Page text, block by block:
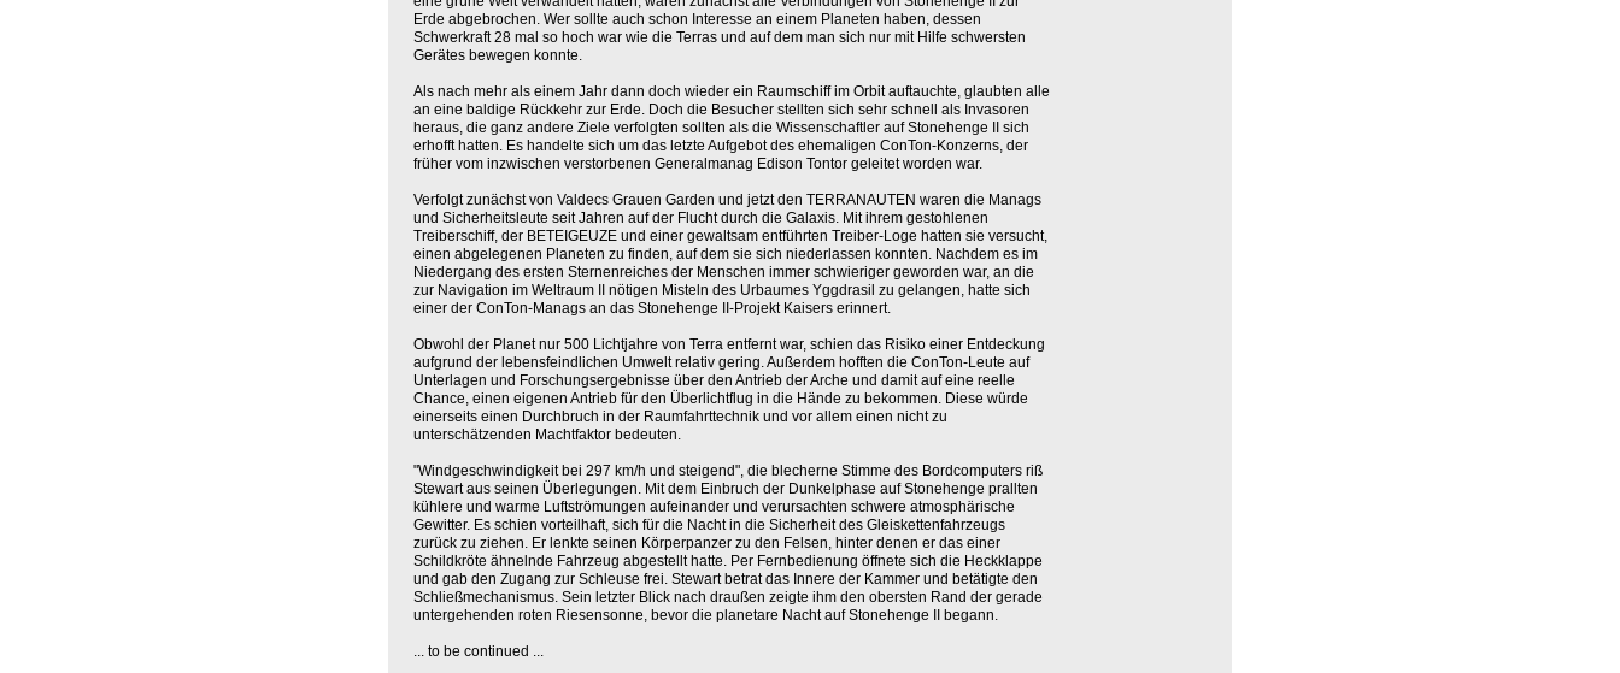
Erde abgebrochen. Wer sollte auch schon Interesse an einem Planeten haben, dessen
Schwerkraft 28 mal so hoch war wie die Terras und auf dem man sich nur mit Hilfe schwersten
Gerätes bewegen konnte.
Als nach mehr als einem Jahr dann doch wieder ein Raumschiff im Orbit auftauchte, glaubten alle
an eine baldige Rückkehr zur Erde. Doch die Besucher stellten sich sehr schnell als Invasoren
heraus, die ganz andere Ziele verfolgten sollten als die Wissenschaftler auf Stonehenge II sich
erhofft hatten. Es handelte sich um das letzte Aufgebot des ehemaligen ConTon-Konzerns, der
früher vom inzwischen verstorbenen Generalmanag Edison Tontor geleitet worden war.
Verfolgt zunächst von Valdecs Grauen Garden und jetzt den TERRANAUTEN waren die Manags
und Sicherheitsleute seit Jahren auf der Flucht durch die Galaxis. Mit ihrem gestohlenen
Treiberschiff, der BETEIGEUZE und einer gewaltsam entführten Treiber-Loge hatten sie versucht,
einen abgelegenen Planeten zu finden, auf dem sie sich niederlassen konnten. Nachdem es im
Niedergang des ersten Sternenreiches der Menschen immer schwieriger geworden war, an die
zur Navigation im Weltraum II nötigen Misteln des Urbaumes Yggdrasil zu gelangen, hatte sich
einer der ConTon-Manags an das Stonehenge II-Projekt Kaisers erinnert.
Obwohl der Planet nur 500 Lichtjahre von Terra entfernt war, schien das Risiko einer Entdeckung
aufgrund der lebensfeindlichen Umwelt relativ gering. Außerdem hofften die ConTon-Leute auf
Unterlagen und Forschungsergebnisse über den Antrieb der Arche und damit auf eine reelle
Chance, einen eigenen Antrieb für den Überlichtflug in die Hände zu bekommen. Diese würde
einerseits einen Durchbruch in der Raumfahrttechnik und vor allem einen nicht zu
unterschätzenden Machtfaktor bedeuten.
"Windgeschwindigkeit bei 297 km/h und steigend", die blecherne Stimme des Bordcomputers riß
Stewart aus seinen Überlegungen. Mit dem Einbruch der Dunkelphase auf Stonehenge prallten
kühlere und warme Luftströmungen aufeinander und verursachten schwere atmosphärische
Gewitter. Es schien vorteilhaft, sich für die Nacht in die Sicherheit des Gleiskettenfahrzeugs
zurück zu ziehen. Er lenkte seinen Körperpanzer zu den Felsen, hinter denen er das einer
Schildkröte ähnelnde Fahrzeug abgestellt hatte. Per Fernbedienung öffnete sich die Heckklappe
und gab den Zugang zur Schleuse frei. Stewart betrat das Innere der Kammer und betätigte den
Schließmechanismus. Sein letzter Blick nach draußen zeigte ihm den obersten Rand der gerade
untergehenden roten Riesensonne, bevor die planetare Nacht auf Stonehenge II begann.
... to be continued ...